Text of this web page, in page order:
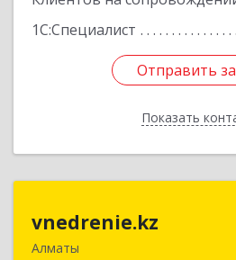
1С:Специалист
Отправить
Показать
Отправить
Назад
vnedrenie.kz
АлматыКазахстан, г.Алматы,